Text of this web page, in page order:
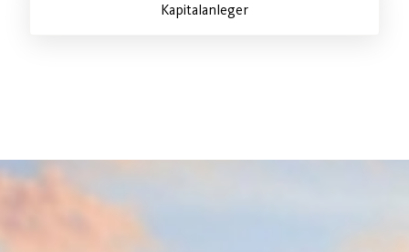
Kapitalanleger